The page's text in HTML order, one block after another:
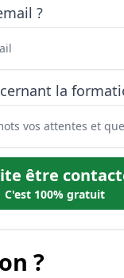
?
la
être
C'est 100% gratuit
?